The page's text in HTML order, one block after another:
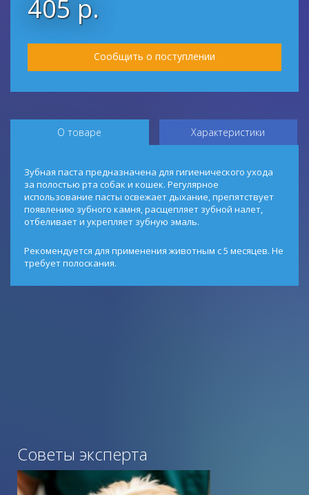
405 р.
Сообщить о поступлении
О товаре Характеристики
Зубная паста предназначена для гигиенического ухода
за полостью рта собак и кошек. Регулярное
использование пасты освежает дыхание, препятствует
появлению зубного камня, расщепляет зубной налет,
отбеливает и укрепляет зубную эмаль.
Рекомендуется для применения животным с 5 месяцев. Не
требует полоскания.
Советы эксперта